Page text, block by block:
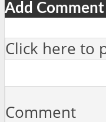
Add Comment
Click here to
Comment